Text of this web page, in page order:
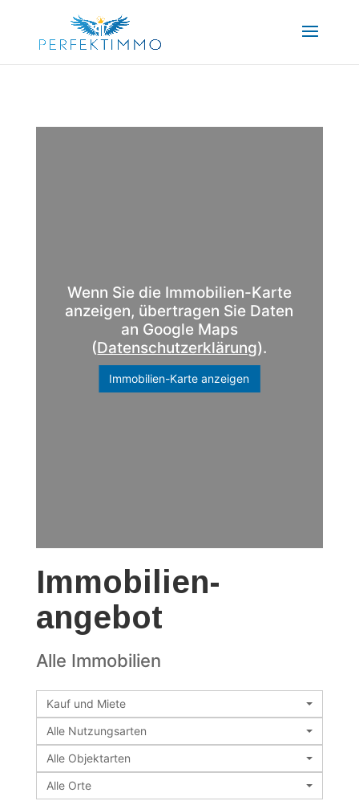
Wenn Sie die Immobilien-Karte
anzeigen, übertragen Sie Daten
an Google Maps
(Datenschutzerklärung).
Immobilien-Karte anzeigen
Immobilien­
angebot
Alle Immobilien
Kauf und Miete
Alle Nutzungsarten
Alle Objektarten
Alle Orte